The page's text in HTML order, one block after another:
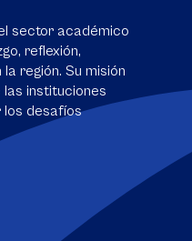
sector académico
reflexión,
región. Su misión
instituciones
los desafíos